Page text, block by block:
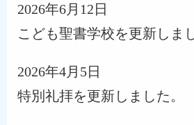
2026年6月12日
こども聖書学校を更新しま
2026年4月5日
特別礼拝を更新しました。